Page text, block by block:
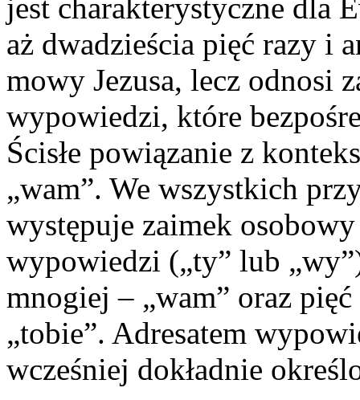
jest charakterystyczne dla
aż dwadzieścia pięć razy i
mowy Jezusa, lecz odnosi
wypowiedzi, które
Ścisłe powiązanie z
„wam”. We wszystkich
występuje zaimek
wypowiedzi („ty” lub
mnogiej – „wam” oraz
„tobie”. Adresatem
wcześniej dokładnie